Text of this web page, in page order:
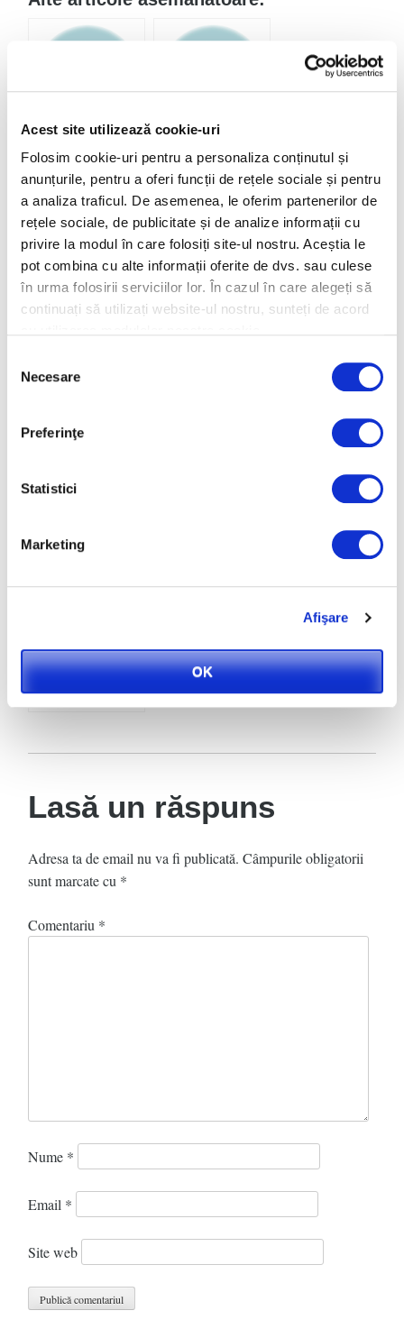
Acest site utilizează cookie-uri
Folosim cookie-uri pentru a personaliza conținutul și
anunțurile, pentru a oferi funcții de rețele sociale și pentru
a analiza traficul. De asemenea, le oferim partenerilor de
rețele sociale, de publicitate și de analize informații cu
privire la modul în care folosiți site-ul nostru. Aceștia le
pot combina cu alte informații oferite de dvs. sau culese
în urma folosirii serviciilor lor. În cazul în care alegeți să
continuați să utilizați website-ul nostru, sunteți de acord
consimțământului
Necesare
Preferinţe
Statistici
Marketing
Afişare
OK
mai frumoasa !
Flori si plante
decorative de
exterior
artificial pentru
plante frumoase si
sanatoase
Ghivece
rezistente pentru
frumoase
încântarea ta!
Lasă un răspuns
Adresa ta de email nu va fi publicată. Câmpurile obligatorii
sunt marcate cu *
Comentariu *
Nume *
Email *
Site web